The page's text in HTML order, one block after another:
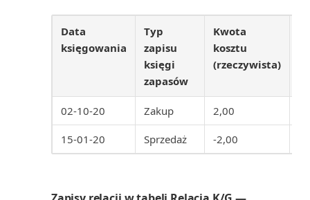
finansowych w Busin...
Zamykanie zapisów księgi
zapasów pochodzących z...
Rejestr K/G (raport)
Rejestr konserwacji (raport)
Rejestr projektów (raport)
Rejestr ubezpieczeń (raport)
Rejestr zasobów (raport)
Data
księgowania
Typ
zapisu
księgi
zapasów
Kwota
kosztu
(rzeczywista)
02-10-20 Zakup 2,00
15-01-20 Sprzedaż -2,00